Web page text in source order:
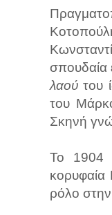
σπουδαία
λαούτου
του
Σκηνή
Το 1904
κορυφαία
ρόλο